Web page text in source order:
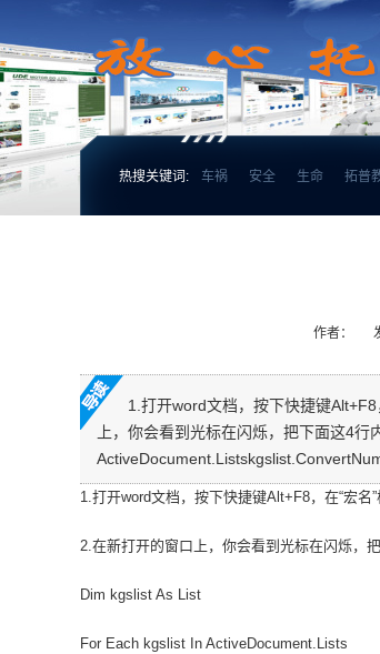
热搜关键词: 车祸 安全 生命 拓普
作者：
1.打开word文档，按下快捷键Alt+F8
上，你会看到光标在闪烁，把下面这4
1.打开word文档，按下快捷键Alt+F8，在“宏名
2.在新打开的窗口上，你会看到光标在闪烁，
Dim kgslist As List
For Each kgslist In ActiveDocument.Lists